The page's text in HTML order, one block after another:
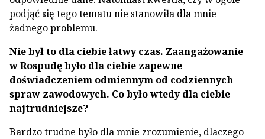
podjąć się tego tematu nie stanowiła dla mnie
żadnego problemu.
Nie był to dla ciebie łatwy czas. Zaangażowanie
w Rospudę było dla ciebie zapewne
doświadczeniem odmiennym od codziennych
spraw zawodowych. Co było wtedy dla ciebie
najtrudniejsze?
Bardzo trudne było dla mnie zrozumienie, dlaczego